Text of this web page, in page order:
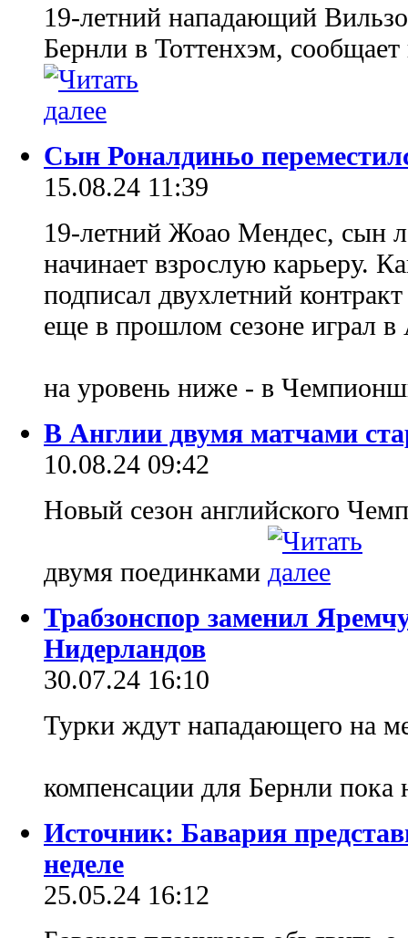
19-летний нападающий
Бернли в Тоттенхэм,
Сын Роналдиньо
15.08.24 11:39
19-летний Жоао Мендес, сын
начинает взрослую карьеру.
подписал двухлетний
еще в прошлом сезоне играл
на уровень ниже - в
В Англии двумя матчами
10.08.24 09:42
Новый сезон английского
двумя поединками
Трабзонспор заменил
Нидерландов
30.07.24 16:10
Турки ждут нападающего на
компенсации для Бернли пока
Источник: Бавария
неделе
25.05.24 16:12